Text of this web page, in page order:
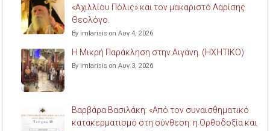
«Αχιλλίου Πόλις» και τον μακαριστό Λαρίσης
Θεολόγο.
By imlarisis on Αυγ 4, 2026
Η Μικρή Παράκληση στην Αιγάνη. (ΗΧΗΤΙΚΟ)
By imlarisis on Αυγ 3, 2026
Βαρβάρα Βασιλάκη: «Από τον συναισθηματικό
κατακερματισμό στη σύνθεση: η Ορθοδοξία και